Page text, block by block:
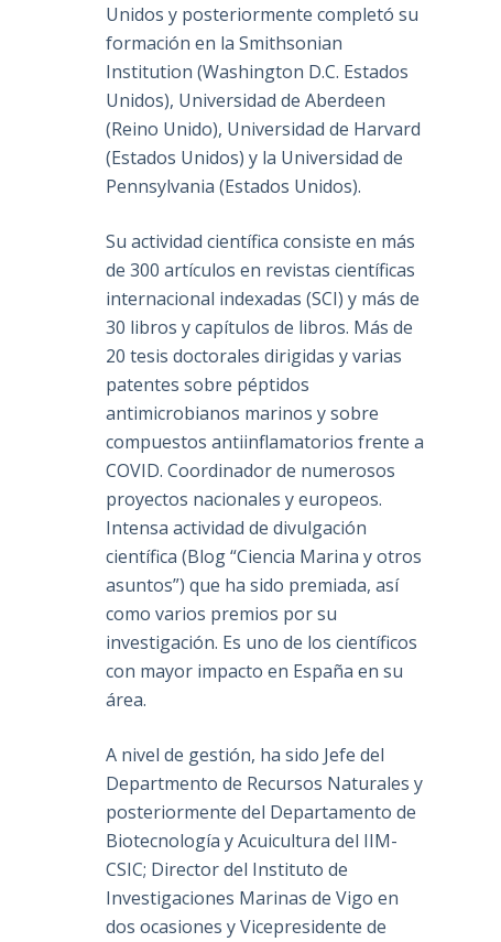
Unidos y posteriormente completó su
formación en la Smithsonian
Institution (Washington D.C. Estados
Unidos), Universidad de Aberdeen
(Reino Unido), Universidad de Harvard
(Estados Unidos) y la Universidad de
Pennsylvania (Estados Unidos).
Su actividad científica consiste en más
de 300 artículos en revistas científicas
internacional indexadas (SCI) y más de
30 libros y capítulos de libros. Más de
20 tesis doctorales dirigidas y varias
patentes sobre péptidos
antimicrobianos marinos y sobre
compuestos antiinflamatorios frente a
COVID. Coordinador de numerosos
proyectos nacionales y europeos.
Intensa actividad de divulgación
científica (Blog “Ciencia Marina y otros
asuntos”) que ha sido premiada, así
como varios premios por su
investigación. Es uno de los científicos
con mayor impacto en España en su
área.
A nivel de gestión, ha sido Jefe del
Departmento de Recursos Naturales y
posteriormente del Departamento de
Biotecnología y Acuicultura del IIM-
CSIC; Director del Instituto de
Investigaciones Marinas de Vigo en
dos ocasiones y Vicepresidente de